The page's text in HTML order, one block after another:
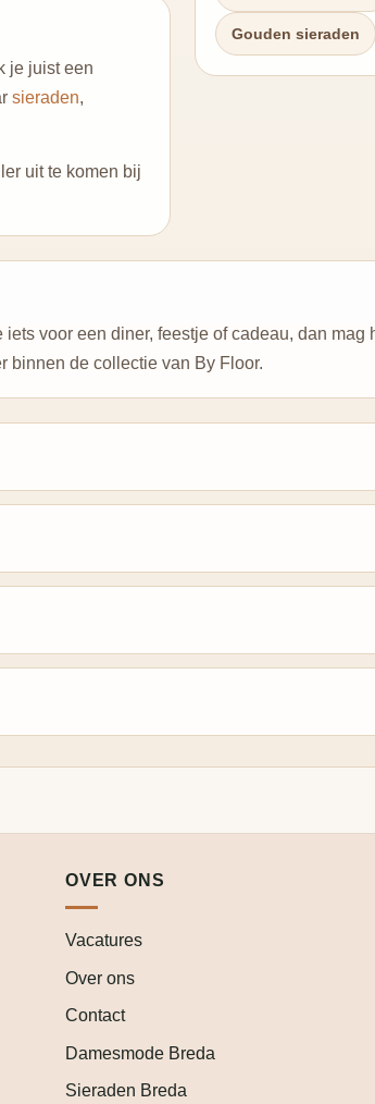
je juist een
sieraden,
uit te komen bij
Gouden sieraden
voor een diner, feestje of cadeau, dan
binnen de collectie van By Floor.
OVER ONS
Vacatures
Over ons
Contact
Damesmode Breda
Sieraden Breda